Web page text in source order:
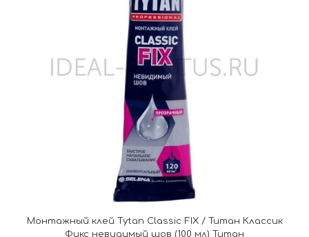
Монтажный клей Tytan Classic FIX / Титан Классик
Фикс невидимый шов (100 мл) Титан